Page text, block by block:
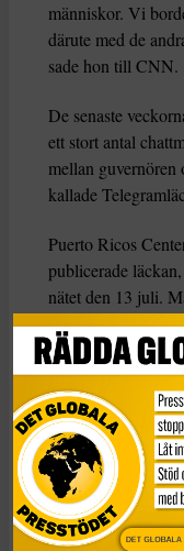
människor. Vi
därute med de
sade hon till CNN.
De senaste
ett stort antal
mellan guvernören
kallade
Puerto Ricos
publicerade
nätet den 13 juli.
homofoba och
som drabbades av
naturkatastrofen i
”Folk har fått
En av de personer
chatten var
Mark Viverito.
”någon borde slå
DET GLOBALA